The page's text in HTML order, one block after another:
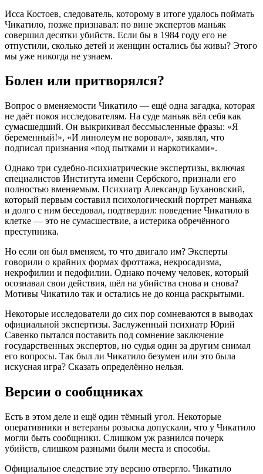
Исса Костоев, следователь, которому в итоге удалось поймать
Чикатило, позже признавал: по вине экспертов маньяк
совершил десятки убийств. Если бы в 1984 году его не
отпустили, сколько детей и женщин остались бы живы? Этого
мы уже никогда не узнаем.
Болен или притворялся?
Вопрос о вменяемости Чикатило — ещё одна загадка, которая
не даёт покоя исследователям. На суде маньяк вёл себя как
сумасшедший. Он выкрикивал бессмысленные фразы: «Я
беременный!», «И линолеум не воровал», заявлял, что
подписал признания «под пытками и наркотиками».
Однако три судебно-психиатрические экспертизы, включая
специалистов Института имени Сербского, признали его
полностью вменяемым. Психиатр Александр Бухановский,
который первым составил психологический портрет маньяка
и долго с ним беседовал, подтвердил: поведение Чикатило в
клетке — это не сумасшествие, а истерика обречённого
преступника.
Но если он был вменяем, то что двигало им? Эксперты
говорили о крайних формах фроттажа, некросадизма,
некрофилии и педофилии. Однако почему человек, который
осознавал свои действия, шёл на убийства снова и снова?
Мотивы Чикатило так и остались не до конца раскрытыми.
Некоторые исследователи до сих пор сомневаются в выводах
официальной экспертизы. Заслуженный психиатр Юрий
Савенко пытался поставить под сомнение заключение
государственных экспертов, но судья один за другим снимал
его вопросы. Так был ли Чикатило безумен или это была
искусная игра? Сказать определённо нельзя.
Версии о сообщниках
Есть в этом деле и ещё один тёмный угол. Некоторые
оперативники и ветераны розыска допускали, что у Чикатило
могли быть сообщники. Слишком уж разнился почерк
убийств, слишком разными были места и способы.
Официальное следствие эту версию отвергло. Чикатило